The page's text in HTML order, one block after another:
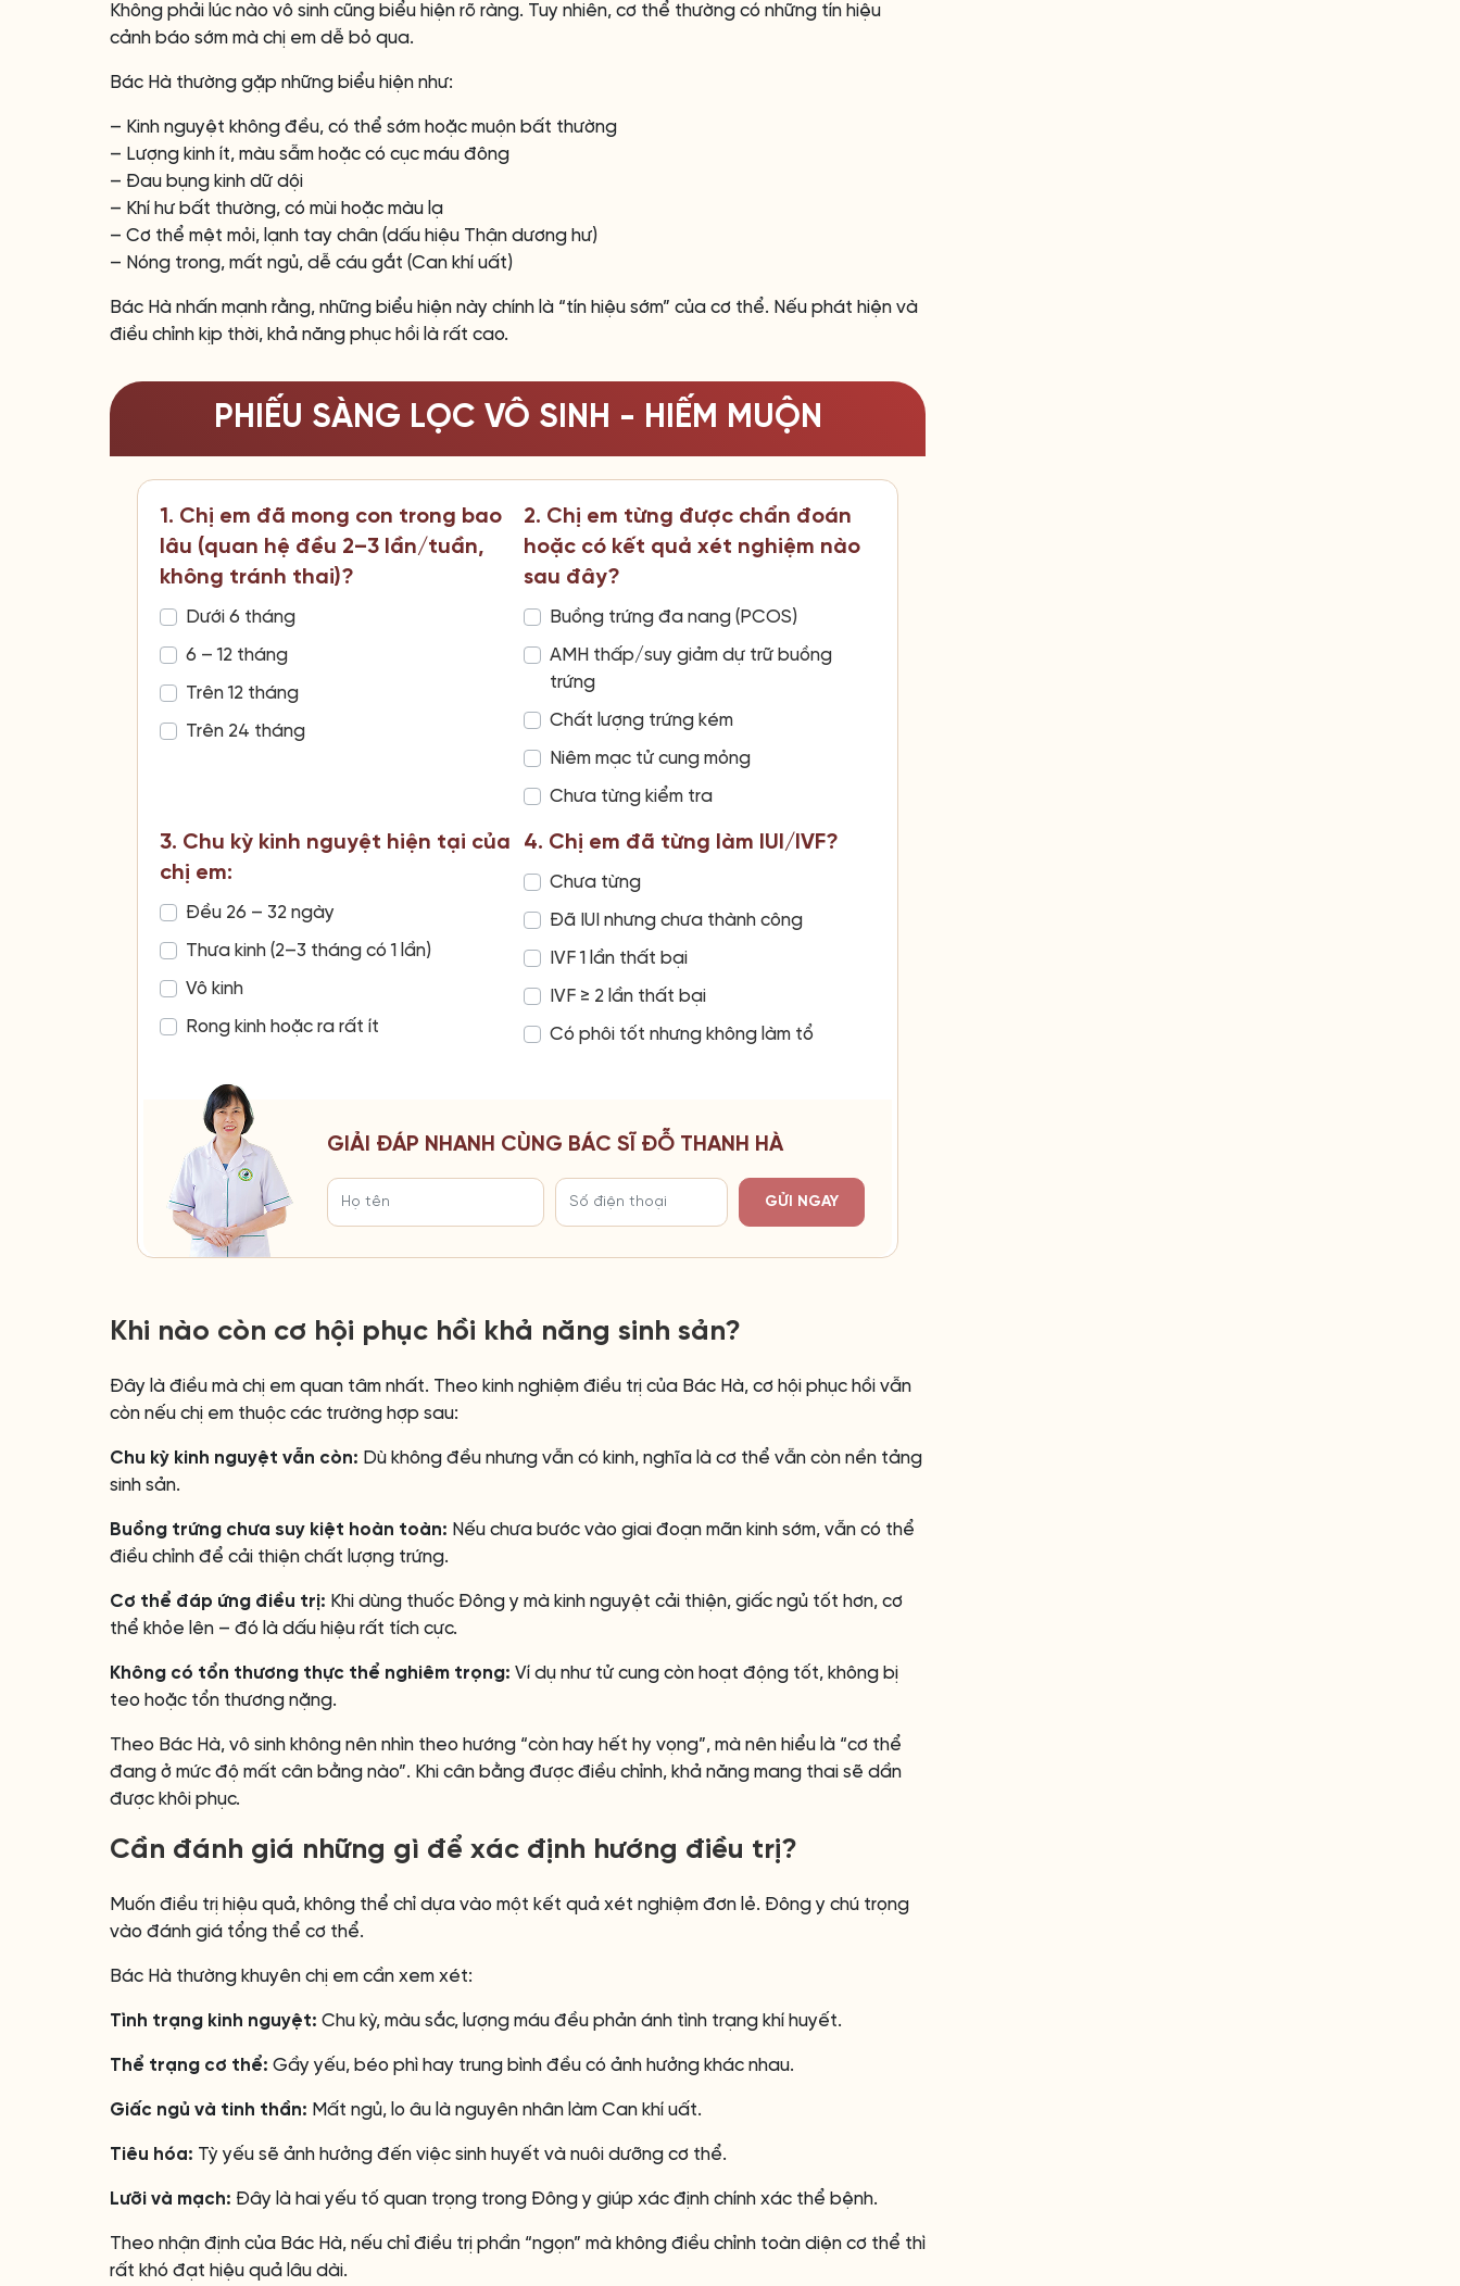
Không phải lúc nào vô sinh cũng biểu hiện rõ ràng. Tuy nhiên, cơ thể thường có những tín hiệu
cảnh báo sớm mà chị em dễ bỏ qua.
Bác Hà thường gặp những biểu hiện như:
– Kinh nguyệt không đều, có thể sớm hoặc muộn bất thường
– Lượng kinh ít, màu sẫm hoặc có cục máu đông
– Đau bụng kinh dữ dội
– Khí hư bất thường, có mùi hoặc màu lạ
– Cơ thể mệt mỏi, lạnh tay chân (dấu hiệu Thận dương hư)
– Nóng trong, mất ngủ, dễ cáu gắt (Can khí uất)
Bác Hà nhấn mạnh rằng, những biểu hiện này chính là “tín hiệu sớm” của cơ thể. Nếu phát hiện và
điều chỉnh kịp thời, khả năng phục hồi là rất cao.
PHIẾU SÀNG LỌC VÔ SINH - HIẾM MUỘN
1. Chị em đã mong con trong bao
lâu (quan hệ đều 2–3 lần/tuần,
không tránh thai)?
Dưới 6 tháng
6 – 12 tháng
Trên 12 tháng
Trên 24 tháng
2. Chị em từng được chẩn đoán
hoặc có kết quả xét nghiệm nào
sau đây?
Buồng trứng đa nang (PCOS)
AMH thấp/suy giảm dự trữ buồng
trứng
Chất lượng trứng kém
Niêm mạc tử cung mỏng
Chưa từng kiểm tra
3. Chu kỳ kinh nguyệt hiện tại của
chị em:
Đều 26 – 32 ngày
Thưa kinh (2–3 tháng có 1 lần)
Vô kinh
Rong kinh hoặc ra rất ít
4. Chị em đã từng làm IUI/IVF?
Chưa từng
Đã IUI nhưng chưa thành công
IVF 1 lần thất bại
IVF ≥ 2 lần thất bại
Có phôi tốt nhưng không làm tổ
GIẢI ĐÁP NHANH CÙNG BÁC SĨ ĐỖ THANH HÀ
GỬI NGAY
Khi nào còn cơ hội phục hồi khả năng sinh sản?
Đây là điều mà chị em quan tâm nhất. Theo kinh nghiệm điều trị của Bác Hà, cơ hội phục hồi vẫn
còn nếu chị em thuộc các trường hợp sau:
Chu kỳ kinh nguyệt vẫn còn: Dù không đều nhưng vẫn có kinh, nghĩa là cơ thể vẫn còn nền tảng
sinh sản.
Buồng trứng chưa suy kiệt hoàn toàn: Nếu chưa bước vào giai đoạn mãn kinh sớm, vẫn có thể
điều chỉnh để cải thiện chất lượng trứng.
Cơ thể đáp ứng điều trị: Khi dùng thuốc Đông y mà kinh nguyệt cải thiện, giấc ngủ tốt hơn, cơ
thể khỏe lên – đó là dấu hiệu rất tích cực.
Không có tổn thương thực thể nghiêm trọng: Ví dụ như tử cung còn hoạt động tốt, không bị
teo hoặc tổn thương nặng.
Theo Bác Hà, vô sinh không nên nhìn theo hướng “còn hay hết hy vọng”, mà nên hiểu là “cơ thể
đang ở mức độ mất cân bằng nào”. Khi cân bằng được điều chỉnh, khả năng mang thai sẽ dần
được khôi phục.
Cần đánh giá những gì để xác định hướng điều trị?
Muốn điều trị hiệu quả, không thể chỉ dựa vào một kết quả xét nghiệm đơn lẻ. Đông y chú trọng
vào đánh giá tổng thể cơ thể.
Bác Hà thường khuyên chị em cần xem xét:
Tình trạng kinh nguyệt: Chu kỳ, màu sắc, lượng máu đều phản ánh tình trạng khí huyết.
Thể trạng cơ thể: Gầy yếu, béo phì hay trung bình đều có ảnh hưởng khác nhau.
Giấc ngủ và tinh thần: Mất ngủ, lo âu là nguyên nhân làm Can khí uất.
Tiêu hóa: Tỳ yếu sẽ ảnh hưởng đến việc sinh huyết và nuôi dưỡng cơ thể.
Lưỡi và mạch: Đây là hai yếu tố quan trọng trong Đông y giúp xác định chính xác thể bệnh.
Theo nhận định của Bác Hà, nếu chỉ điều trị phần “ngọn” mà không điều chỉnh toàn diện cơ thể thì
rất khó đạt hiệu quả lâu dài.